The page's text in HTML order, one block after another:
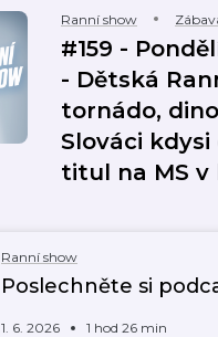
Ranní show
#159 -
- Dětská
tornádo,
Slováci kdysi
titul na MS v
Ranní show
Poslechněte si
1. 6. 2026 1 hod 26 min